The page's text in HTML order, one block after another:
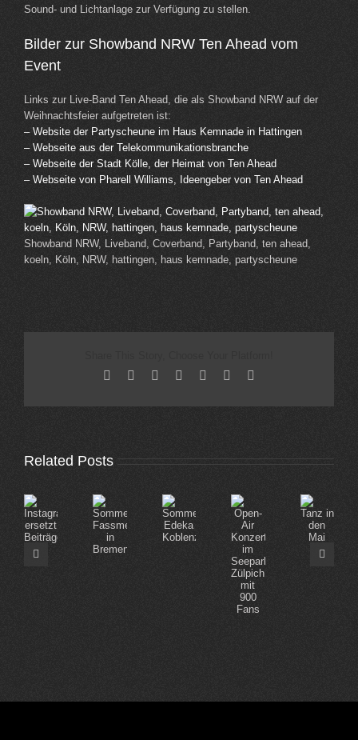
Sound- und Lichtanlage zur Verfügung zu stellen.
Bilder zur Showband NRW Ten Ahead vom
Event
Links zur Live-Band Ten Ahead, die als Showband NRW auf der
Weihnachtsfeier aufgetreten ist:
– Website der Partyscheune im Haus Kemnade in Hattingen
– Webseite aus der Telekommunikationsbranche
– Webseite der Stadt Kölle, der Heimat von Ten Ahead
– Webseite von Pharell Williams, Ideengeber von Ten Ahead
Showband NRW, Liveband, Coverband, Partyband, ten ahead,
koeln, Köln, NRW, hattingen, haus kemnade, partyscheune
Facebook Reddit LinkedIn
TumblrPinterest
Related Posts
Instagram
Sommerfest
Open-
Konzert
Seepark
Zülpich